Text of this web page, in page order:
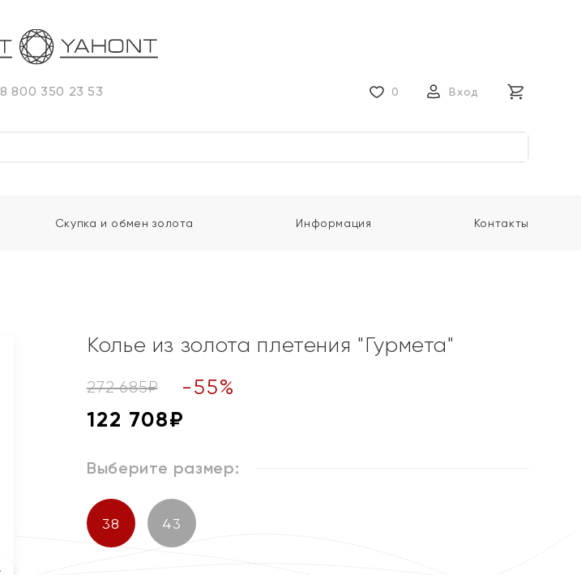
8 800 350 23 53 0 Вход
Скупка и обмен золота Информация Контакты
Колье из золота плетения "Гурмета"
272 685₽ -55%
122 708₽
Выберите размер:
38 43